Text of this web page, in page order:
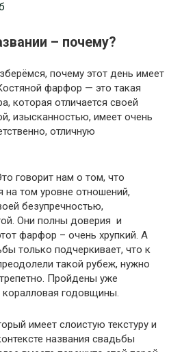
– почему?
почему этот день имеет
фарфор — это такая
которая отличается своей
изысканностью, имеет очень
отличную
говорит нам о том, что
том уровне отношений,
безупречностью,
Они полны доверия и
фарфор – очень хрупкий. А
только подчеркивает, что к
такой рубеж, нужно
Пройдены уже
коралловая годовщины.
имеет слоистую текстуру и
названия свадьбы